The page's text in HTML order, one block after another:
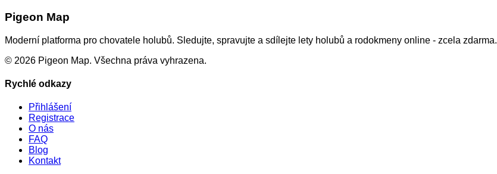
Pigeon Map
Moderní platforma pro chovatele holubů. Sledujte, spravujte a sdílejte lety holubů a rodokmeny online - zcela zdarma.
© 2026 Pigeon Map. Všechna práva vyhrazena.
Rychlé odkazy
Přihlášení
Registrace
O nás
FAQ
Blog
Kontakt